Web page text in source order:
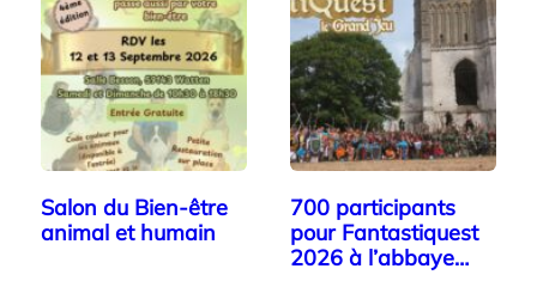
Salon du Bien-être
animal et humain
700 participants
pour Fantastiquest
2026 à l’abbaye…